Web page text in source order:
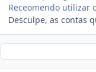
Receomendo utilizar
Desculpe, as contas